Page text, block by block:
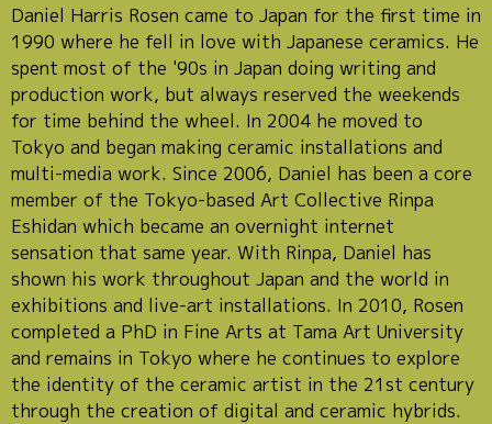
Daniel Harris Rosen came to Japan for the first time in
1990 where he fell in love with Japanese ceramics. He
spent most of the '90s in Japan doing writing and
production work, but always reserved the weekends
for time behind the wheel. In 2004 he moved to
Tokyo and began making ceramic installations and
multi-media work. Since 2006, Daniel has been a core
member of the Tokyo-based Art Collective Rinpa
Eshidan which became an overnight internet
sensation that same year. With Rinpa, Daniel has
shown his work throughout Japan and the world in
exhibitions and live-art installations. In 2010, Rosen
completed a PhD in Fine Arts at Tama Art University
and remains in Tokyo where he continues to explore
the identity of the ceramic artist in the 21st century
through the creation of digital and ceramic hybrids.